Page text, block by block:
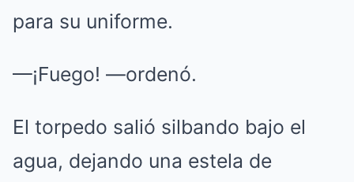
para su uniforme.
—¡Fuego! —ordenó.
El torpedo salió silbando bajo el
agua, dejando una estela de